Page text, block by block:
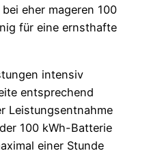
eher mageren 100
für eine ernsthafte
intensiv
entsprechend
Leistungsentnahme
100 kWh-Batterie
einer Stunde